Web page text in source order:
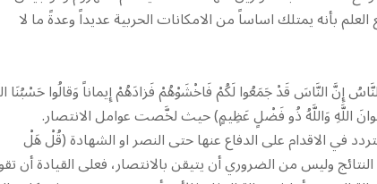
بأنه يمتلك اساساً من الامكانات الحربية عديداً وعدةً ما لا
إِنَّ النَّاسَ قَدْ جَمَعُوا لَكُمْ فَاخْشَوْهُمْ فَزادَهُمْ إِيماناً وَقالُوا حَسْبُنَا
اللَّهِ وَاللَّهُ ذُو فَضْلٍ عَظِيمٍ) حيث لخَّصت عوامل الانتصار.
في الاقدام على الدفاع عنها حتى النصر او الشهادة (قُلْ هَلْ
وليس من الضروري أن يتيقن بالانتصار، فعلى القيادة أن